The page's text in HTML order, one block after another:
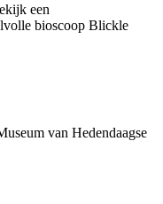
een
bioscoop Blickle
van Hedendaagse